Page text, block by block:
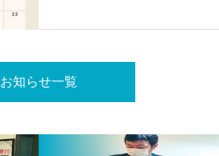
お知らせ一覧